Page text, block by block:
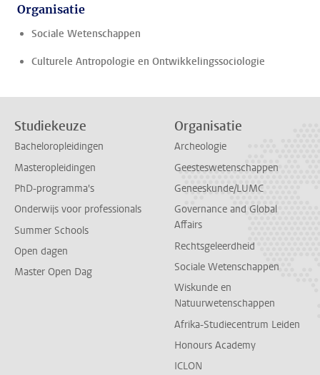
Organisatie
Sociale Wetenschappen
Culturele Antropologie en Ontwikkelingssociologie
Studiekeuze
Bacheloropleidingen
Masteropleidingen
PhD-programma's
Onderwijs voor professionals
Summer Schools
Open dagen
Master Open Dag
Organisatie
Archeologie
Geesteswetenschappen
Geneeskunde/LUMC
Governance and Global
Affairs
Rechtsgeleerdheid
Sociale Wetenschappen
Wiskunde en
Natuurwetenschappen
Afrika-Studiecentrum Leiden
Honours Academy
ICLON